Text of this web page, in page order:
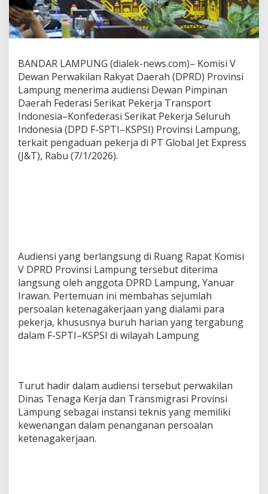
i
e
n
s
F
-
S
P
T
I
–
K
S
t
P
e
n
g
a
d
a
k
e
r
j
a
BANDAR LAMPUNG (dialek-news.com)– Komisi V
Dewan Perwakilan Rakyat Daerah (DPRD) Provinsi
Lampung menerima audiensi Dewan Pimpinan
Daerah Federasi Serikat Pekerja Transport
Indonesia–Konfederasi Serikat Pekerja Seluruh
Indonesia (DPD F-SPTI–KSPSI) Provinsi Lampung,
terkait pengaduan pekerja di PT Global Jet Express
(J&T), Rabu (7/1/2026).
Audiensi yang berlangsung di Ruang Rapat Komisi
V DPRD Provinsi Lampung tersebut diterima
langsung oleh anggota DPRD Lampung, Yanuar
Irawan. Pertemuan ini membahas sejumlah
persoalan ketenagakerjaan yang dialami para
pekerja, khususnya buruh harian yang tergabung
dalam F-SPTI–KSPSI di wilayah Lampung
Turut hadir dalam audiensi tersebut perwakilan
Dinas Tenaga Kerja dan Transmigrasi Provinsi
Lampung sebagai instansi teknis yang memiliki
kewenangan dalam penanganan persoalan
ketenagakerjaan.